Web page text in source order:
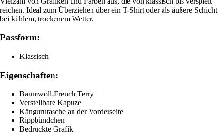
reichen. Ideal zum Überziehen über ein T-Shirt oder als äußere Schicht
bei kühlem, trockenem Wetter.
Passform:
Klassisch
Eigenschaften:
Baumwoll-French Terry
Verstellbare Kapuze
Kängurutasche an der Vorderseite
Rippbündchen
Bedruckte Grafik